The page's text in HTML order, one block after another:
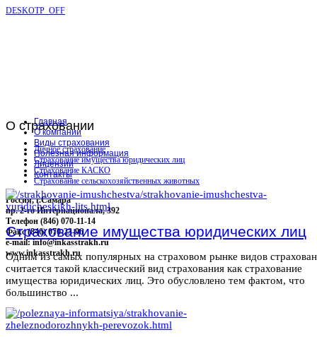
DESKOTP_OFF
О страховании
Личное страхование
Страхование имущества юридических лиц
Страхование КАСКО
Страхование сельскохозяйственных животных
Россия, г.Самара
пр. 2-го Интернационала, 392
Телефон (846) 070-11-14
Факс (846) 070-23-96
e-mail: info@inkasstrakh.ru
www.inkasstrakh.ru
Главная
О компании
Виды страхования
Полезная информация
Лицензии
Контакты
Страхование имущества юридических лиц
Одним из самых популярных на страховом рынке видов
считается такой классический вид страхования как страхование
имущества юридических лиц. Это обусловлено тем фактом, что
большинство ...